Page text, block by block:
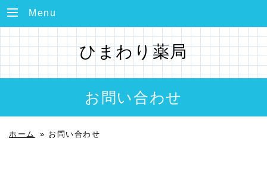
Menu
ひまわり薬局
お問い合わせ
ホーム » お問い合わせ